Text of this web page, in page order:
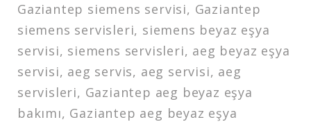
Gaziantep siemens servisi, Gaziantep
siemens servisleri, siemens beyaz eşya
servisi, siemens servisleri, aeg beyaz eşya
servisi, aeg servis, aeg servisi, aeg
servisleri, Gaziantep aeg beyaz eşya
bakımı, Gaziantep aeg beyaz eşya